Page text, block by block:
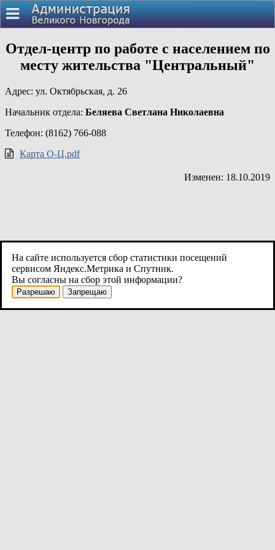
Отдел-центр по работе с населением по
месту жительства "Центральный"
Адрес: ул. Октябрьская, д. 26
Начальник отдела: Беляева Светлана Николаевна
Телефон: (8162) 766-088
Карта О-Ц.pdf
Изменен: 18.10.2019
На сайте используется сбор статистики посещений
сервисом Яндекс.Метрика и Спутник.
Вы согласны на сбор этой информации?
Разрешаю Запрещаю